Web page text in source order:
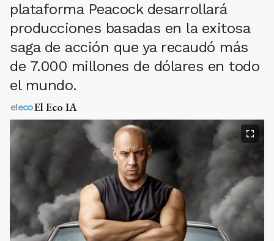
plataforma Peacock desarrollará
producciones basadas en la exitosa
saga de acción que ya recaudó más
de 7.000 millones de dólares en todo
el mundo.
El Eco IA